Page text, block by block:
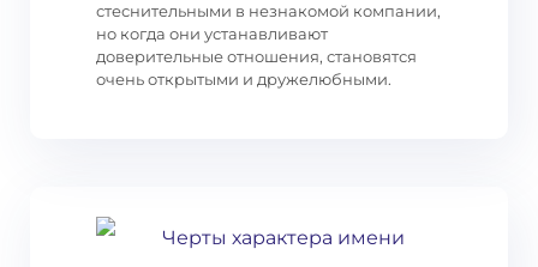
стеснительными в незнакомой компании,
но когда они устанавливают
доверительные отношения, становятся
очень открытыми и дружелюбными.
Черты характера имени